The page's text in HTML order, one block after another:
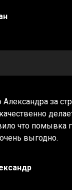
за
что помывка
выгодно.